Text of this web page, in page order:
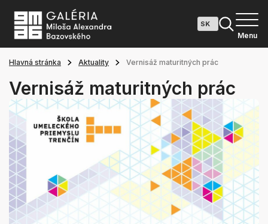
Menu
Hlavná stránka Aktuality Vernisáž maturitných prác
Vernisáž maturitných prác